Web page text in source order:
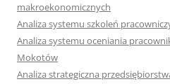
makroekonomicznych
Analiza systemu szkoleń
Analiza systemu oceniania
Mokotów
Analiza strategiczna